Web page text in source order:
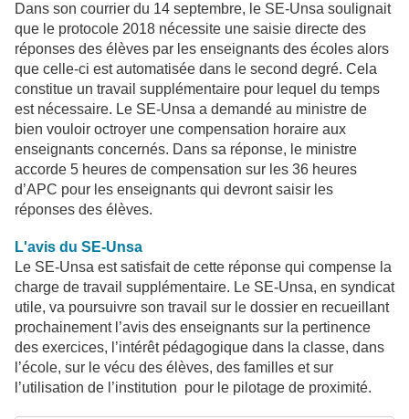
Dans son courrier du 14 septembre, le SE-Unsa soulignait
que le protocole 2018 nécessite une saisie directe des
réponses des élèves par les enseignants des écoles alors
que celle-ci est automatisée dans le second degré. Cela
constitue un travail supplémentaire pour lequel du temps
est nécessaire. Le SE-Unsa a demandé au ministre de
bien vouloir octroyer une compensation horaire aux
enseignants concernés. Dans sa réponse, le ministre
accorde 5 heures de compensation sur les 36 heures
d’APC pour les enseignants qui devront saisir les
réponses des élèves.
L'avis du SE-Unsa
Le SE-Unsa est satisfait de cette réponse qui compense la
charge de travail supplémentaire. Le SE-Unsa, en syndicat
utile, va poursuivre son travail sur le dossier en recueillant
prochainement l’avis des enseignants sur la pertinence
des exercices, l’intérêt pédagogique dans la classe, dans
l’école, sur le vécu des élèves, des familles et sur
l’utilisation de l’institution pour le pilotage de proximité.